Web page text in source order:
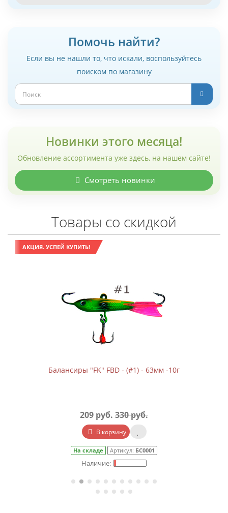
Помочь найти?
Если вы не нашли то, что искали, воспользуйтесь
поиском по магазину
Новинки этого месяца!
Обновление ассортимента уже здесь, на нашем сайте!
Смотреть новинки
Товары со скидкой
АКЦИЯ. УСПЕЙ КУПИТЬ!
Балансиры "FK" FBD - (#1) - 63мм -10г
209 руб. 330 руб.
В корзину
На складе Артикул: БС0001